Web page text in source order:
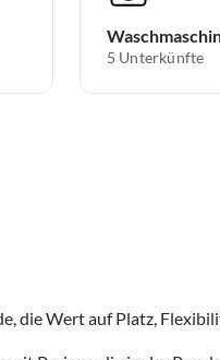
5 Unterkünfte
die Wert auf Platz,